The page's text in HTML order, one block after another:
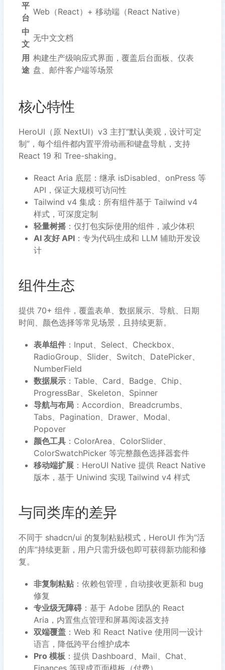
平
台
Web（React）+ 移动端（React Native）
中
文
无中文文档
用
途
构建生产级响应式界面，覆盖后台面板、仪表
盘、邮件客户端等场景
核心特性
HeroUI（原 NextUI）v3 主打“默认美观，设计可定
制”，每个组件都内置平滑动画和键盘导航，支持
React 19 和 Tree-shaking。
React Aria 底层：继承 isDisabled、onPress 等
API，保证大规模可访问性
Tailwind v4 集成：所有组件基于 Tailwind v4
样式，可深度定制
轻量树摇 ：仅打包实际使用的组件，减少体积
AI 友好 API ：专为代码生成和 LLM 辅助开发设
计
组件生态
提供 70+ 组件，覆盖表单、数据展示、导航、日期
时间、颜色选择等常见场景，且持续更新。
表单组件 ：Input、Select、Checkbox、
RadioGroup、Slider、Switch、DatePicker、
NumberField
数据展示 ：Table、Card、Badge、Chip、
ProgressBar、Skeleton、Spinner
导航与布局 ：Accordion、Breadcrumbs、
Tabs、Pagination、Drawer、Modal、
Popover
颜色工具 ：ColorArea、ColorSlider、
ColorSwatchPicker 等完整颜色选择器套件
移动端扩展 ：HeroUI Native 提供 React Native
版本，基于 Uniwind 实现 Tailwind v4 样式
与同类库的差异
不同于 shadcn/ui 的复制粘贴模式，HeroUI 作为“活
的库”持续更新，用户只需升级包即可获得新功能和修
复。
非复制粘贴：依赖包管理，自动接收更新和 bug
修复
专业级无障碍 ：基于 Adobe 团队的 React
Aria，内置焦点管理和屏幕阅读器支持
双端覆盖 ：Web 和 React Native 使用同一设计
语言，降低跨平台维护成本
Pro 模板 ：提供 Dashboard、Mail、Chat、